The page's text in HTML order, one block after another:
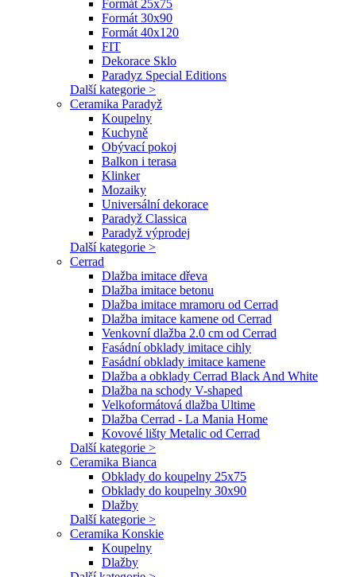
Formát 25x75
Formát 30x90
Formát 40x120
FIT
Dekorace Sklo
Paradyz Special Editions
Další kategorie >
Ceramika Paradyž
Koupelny
Kuchyně
Obývací pokoj
Balkon i terasa
Klinker
Mozaiky
Universální dekorace
Paradyž Classica
Paradyž výprodej
Další kategorie >
Cerrad
Dlažba imitace dřeva
Dlažba imitace betonu
Dlažba imitace mramoru od Cerrad
Dlažba imitace kamene od Cerrad
Venkovní dlažba 2.0 cm od Cerrad
Fasádní obklady imitace cihly
Fasádní obklady imitace kamene
Dlažba a obklady Cerrad Black And White
Dlažba na schody V-shaped
Velkoformátová dlažba Ultime
Dlažba Cerrad - La Mania Home
Kovové lišty Metalic od Cerrad
Další kategorie >
Ceramika Bianca
Obklady do koupelny 25x75
Obklady do koupelny 30x90
Dlažby
Další kategorie >
Ceramika Konskie
Koupelny
Dlažby